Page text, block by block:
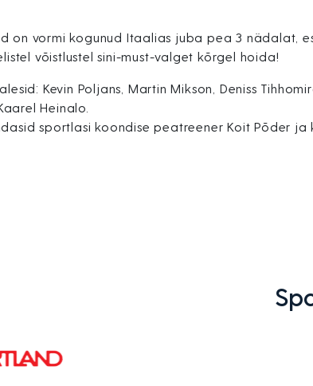
on vormi kogunud Itaalias juba pea 3 nädalat,
võistlustel sini-must-valget kõrgel hoida!
Kevin Poljans, Martin Mikson, Deniss
Heinalo.
sportlasi koondise peatreener Koit Põder ja